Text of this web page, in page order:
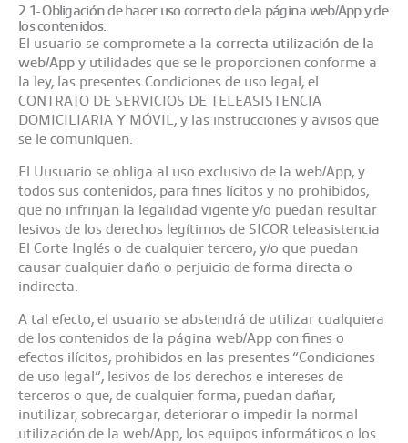
2.1- Obligación de hacer uso correcto de la página web/App y de
los contenidos.
El usuario se compromete a la correcta utilización de la
web/App y utilidades que se le proporcionen conforme a
la ley, las presentes Condiciones de uso legal, el
CONTRATO DE SERVICIOS DE TELEASISTENCIA
DOMICILIARIA Y MÓVIL, y las instrucciones y avisos que
se le comuniquen.
El Uusuario se obliga al uso exclusivo de la web/App, y
todos sus contenidos, para fines lícitos y no prohibidos,
que no infrinjan la legalidad vigente y/o puedan resultar
lesivos de los derechos legítimos de SICOR teleasistencia
El Corte Inglés o de cualquier tercero, y/o que puedan
causar cualquier daño o perjuicio de forma directa o
indirecta.
A tal efecto, el usuario se abstendrá de utilizar cualquiera
de los contenidos de la página web/App con fines o
efectos ilícitos, prohibidos en las presentes “Condiciones
de uso legal”, lesivos de los derechos e intereses de
terceros o que, de cualquier forma, puedan dañar,
inutilizar, sobrecargar, deteriorar o impedir la normal
utilización de la web/App, los equipos informáticos o los